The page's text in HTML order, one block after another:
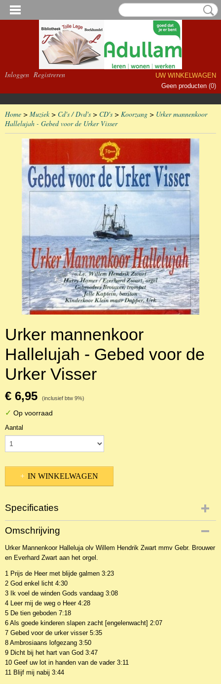
Inloggen Registreren
UW WINKELWAGEN
Geen producten (0)
Home > Muziek> Cd's / Dvd's > CD's > Koorzang > Urker mannenkoor
Hallelujah - Gebed voor de Urker Visser
Urker mannenkoor
Hallelujah - Gebed voor de
Urker Visser
€ 6,95 (inclusief btw 9%)
✓ Op voorraad
Aantal
IN WINKELWAGEN
Specificaties
Productcode
2CDKo-19381
EAN code
8711211550629
Omschrijving
Urker Mannenkoor Halleluja olv Willem Hendrik Zwart mmv Gebr. Brouwer
en Everhard Zwart aan het orgel.
1 Prijs de Heer met blijde galmen 3:23
2 God enkel licht 4:30
3 Ik voel de winden Gods vandaag 3:08
4 Leer mij de weg o Heer 4:28
5 De tien geboden 7:18
6 Als goede kinderen slapen zacht [engelenwacht] 2:07
7 Gebed voor de urker visser 5:35
8 Ambrosiaans lofgezang 3:50
9 Dicht bij het hart van God 3:47
10 Geef uw lot in handen van de vader 3:11
11 Blijf mij nabij 3:44